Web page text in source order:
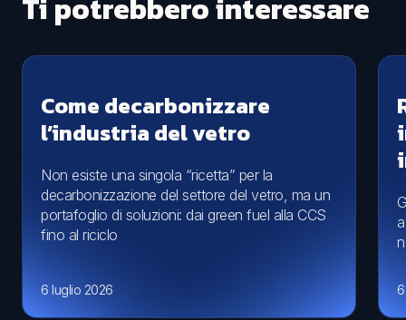
Ti potrebbero interessare
Come decarbonizzare
l’industria del vetro
Non esiste una singola “ricetta” per la
decarbonizzazione del settore del vetro, ma un
portafoglio di soluzioni: dai green fuel alla CCS
fino al riciclo
6 luglio 2026